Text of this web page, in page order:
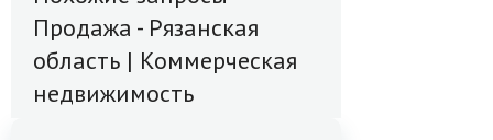
Продажа - Рязанская
область | Коммерческая
недвижимость